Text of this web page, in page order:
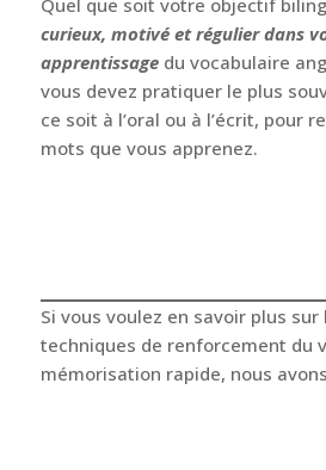
ou des podcastsen anglais sur
intéressent. Vous pouvez enfin
forums, des groupes ou des
anglais pour échanger avec
Quel que soit votre objectif
mots que vous apprenez.